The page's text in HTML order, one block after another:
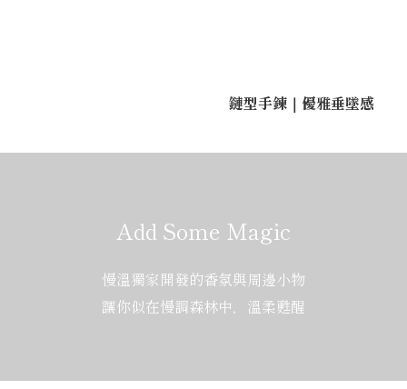
鏈型手鍊｜優雅垂墜感
Add Some Magic
慢溫獨家開發的香氛與周邊小物
讓你似在慢調森林中，溫柔甦醒